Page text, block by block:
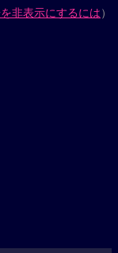
非表示にするには）